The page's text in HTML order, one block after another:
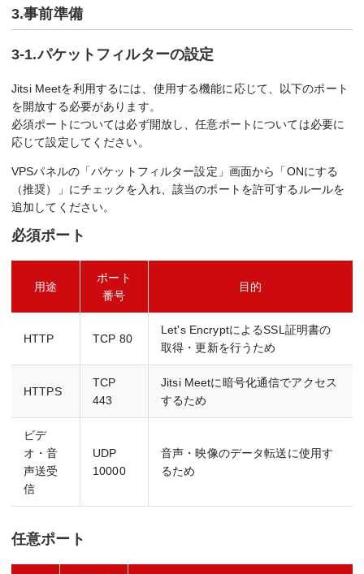
3.事前準備
3-1.パケットフィルターの設定
Jitsi Meetを利用するには、使用する機能に応じて、以下のポート
を開放する必要があります。
必須ポートについては必ず開放し、任意ポートについては必要に
応じて設定してください。
VPSパネルの「パケットフィルター設定」画面から「ONにする
（推奨）」にチェックを入れ、該当のポートを許可するルールを
追加してください。
必須ポート
用途
ポート
番号
目的
HTTP TCP 80
Let's EncryptによるSSL証明書の
取得・更新を行うため
HTTPS
TCP
443
Jitsi Meetに暗号化通信でアクセス
するため
ビデ
オ・音
声送受
信
UDP
10000
音声・映像のデータ転送に使用す
るため
任意ポート